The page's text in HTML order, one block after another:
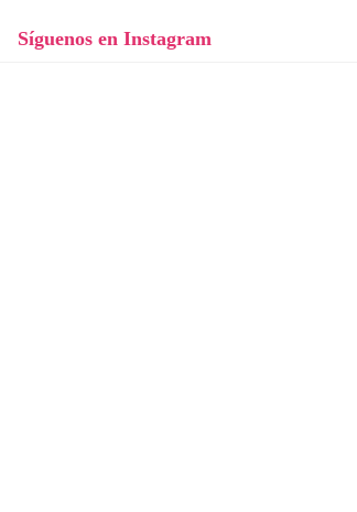
Síguenos en Instagram